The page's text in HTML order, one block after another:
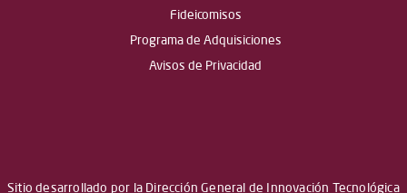
Fideicomisos
Programa de Adquisiciones
Avisos de Privacidad
Sitio desarrollado por la Dirección General de Innovación Tecnológica